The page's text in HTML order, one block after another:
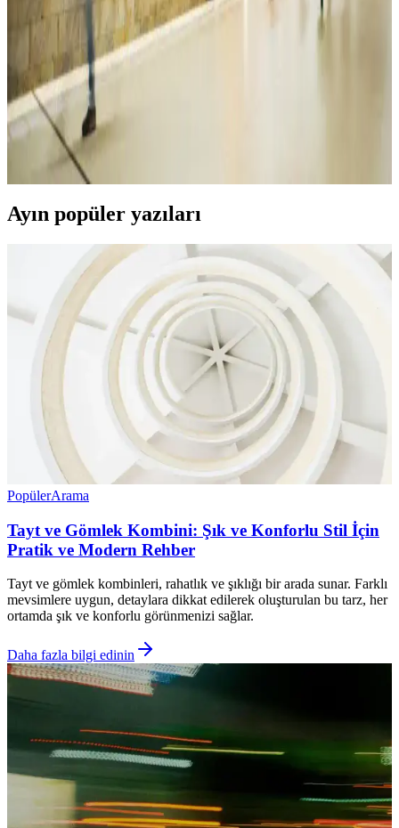
Beyaz elbise modelleri, farklı tarzlara ve ihtiyaçlara uygun çeşitli
seçenekler sunar. Günlük, resmi veya modern tasarımlarla şıklığınızı
tamamlayın, trendleri yakalayın.
Kadın Kot Modelleri ve Kombinasyon İpuçlarıyla
Şıklık ve Rahatlık Yakalayın
Kadın kot, farklı modelleri ve kombinasyon seçenekleriyle her tarz
ve ihtiyaca uygun, şıklık ve rahatlığı bir arada sunan vazgeçilmez bir
giyim parçasıdır.
Ayın popüler yazıları
PopülerArama
Tayt ve Gömlek Kombini: Şık ve Konforlu Stil İçin
Pratik ve Modern Rehber
Tayt ve gömlek kombinleri, rahatlık ve şıklığı bir arada sunar. Farklı
mevsimlere uygun, detaylara dikkat edilerek oluşturulan bu tarz, her
ortamda şık ve konforlu görünmenizi sağlar.
Daha fazla bilgi edinin